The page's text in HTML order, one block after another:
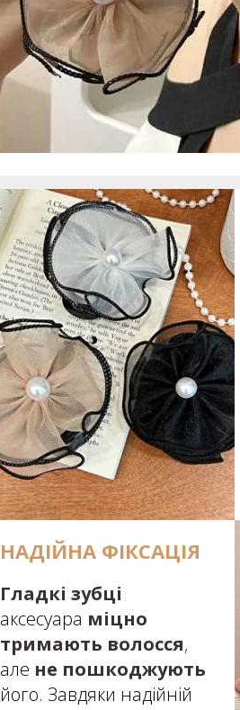
НАДІЙНА ФІКСАЦІЯ
Гладкі зубці
аксесуара міцно
тримають волосся,
але не пошкоджують
його. Завдяки надійній